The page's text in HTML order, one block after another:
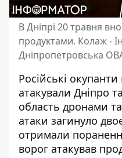
В Дніпрі 20 травня
продуктами. Колаж -
Дніпропетровська
Російські
атакували Дніпро
область дронами
атаки загинуло
отримали
ворог атакував